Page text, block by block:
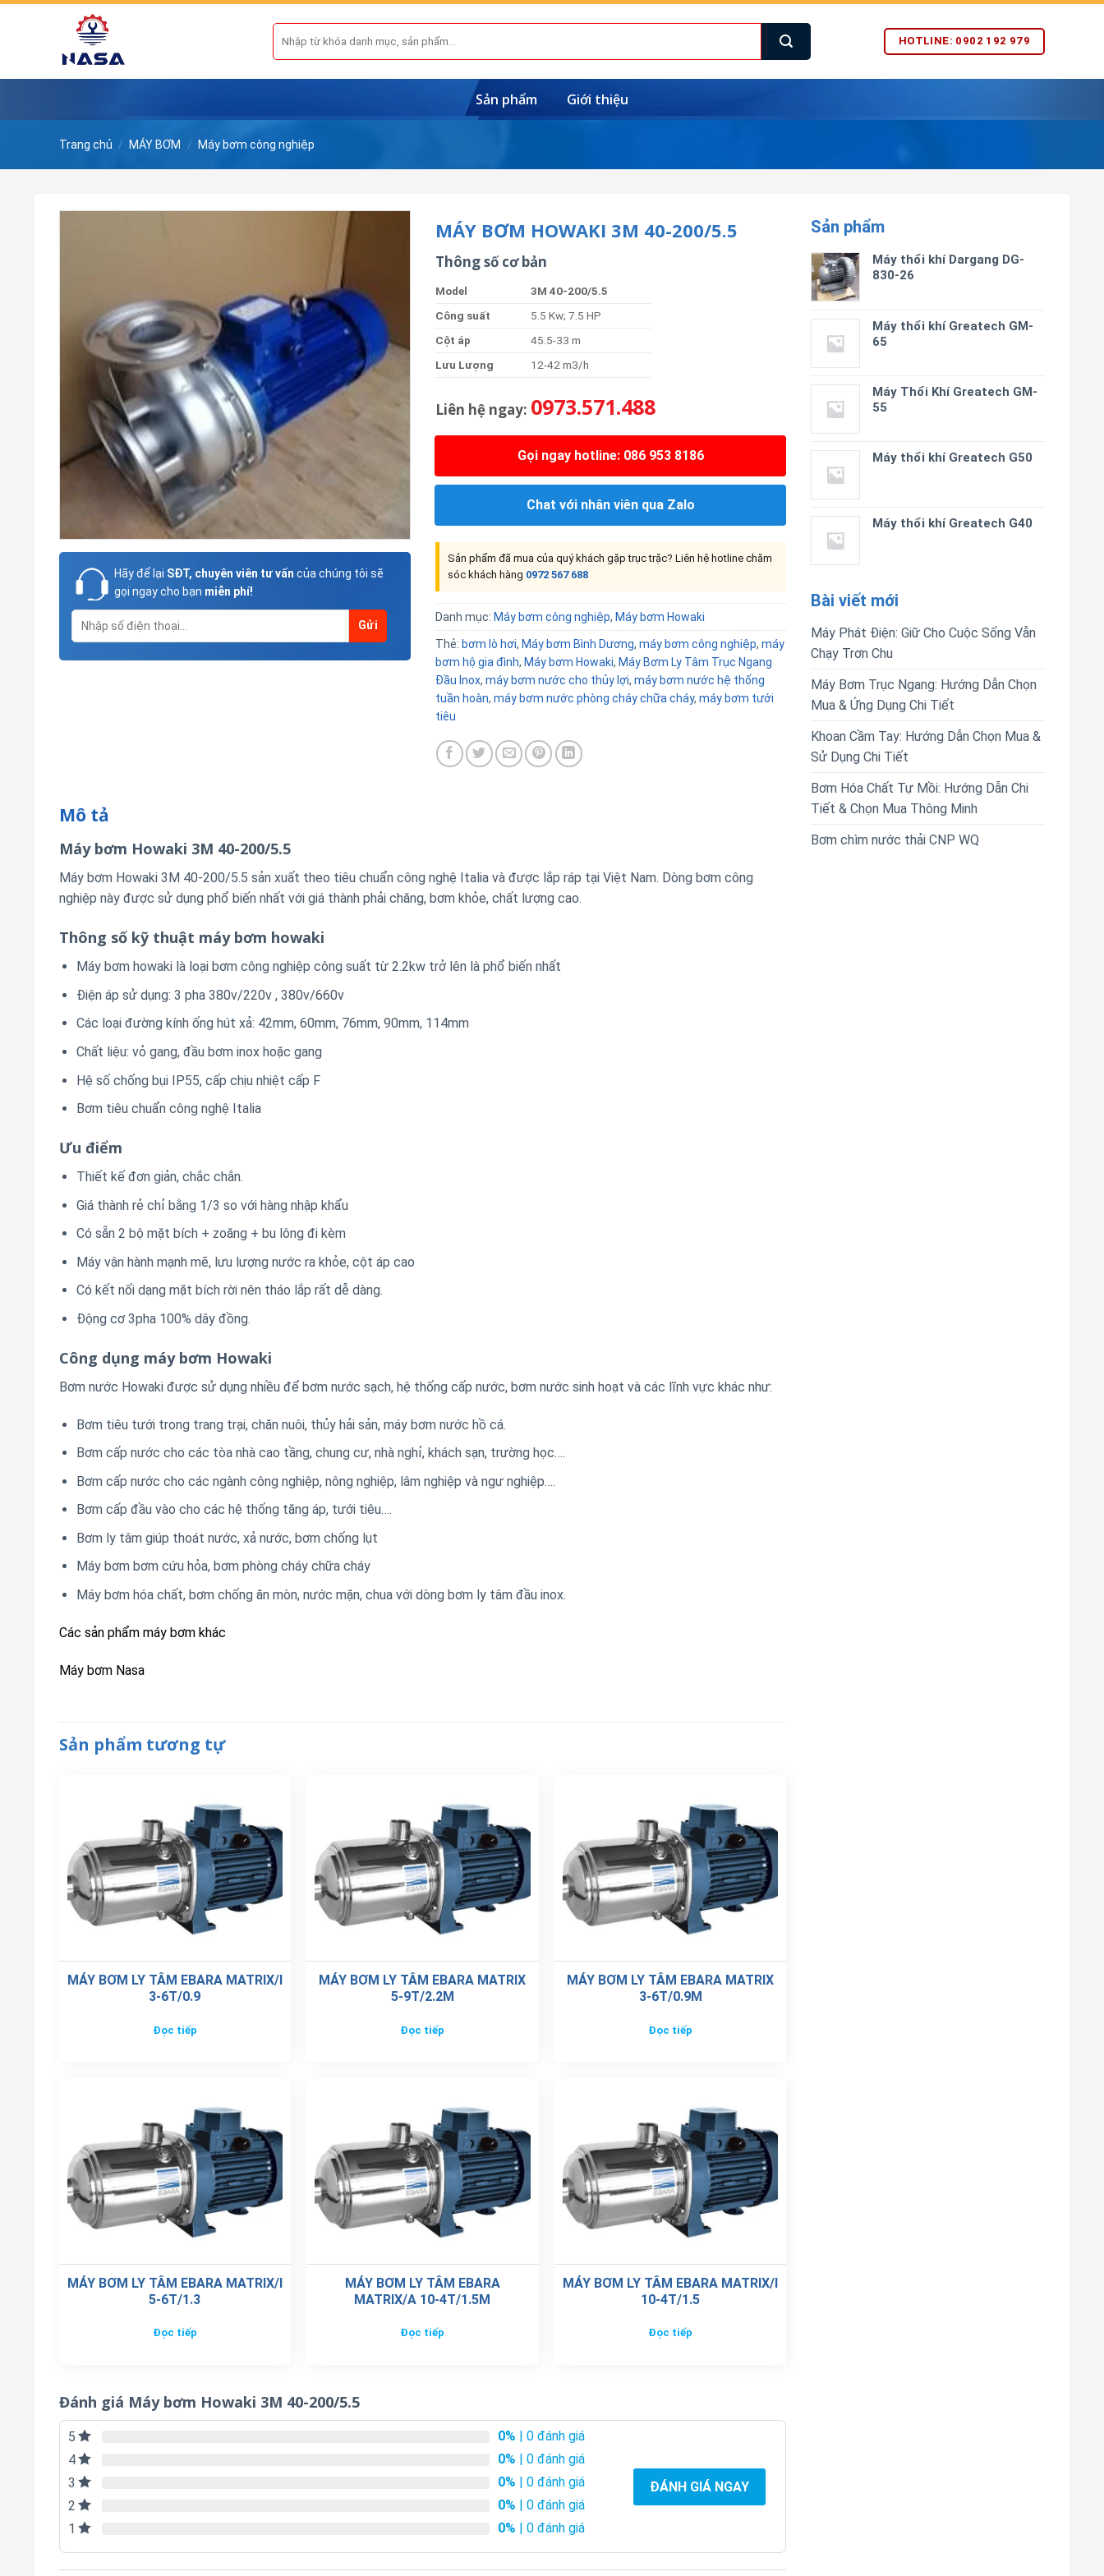
Skip
Tìm
kiếm:
HOTLINE: 0902 192 979
Sản phẩm Giới thiệu
Trang chủ / MÁY BƠM / Máy bơm công nghiệp
Sản phẩm
Máy thổi khí Dargang DG-
830-26
Máy thổi khí Greatech GM-
65
Máy Thổi Khí Greatech GM-
55
Máy thổi khí Greatech G50
Máy thổi khí Greatech G40
Bài viết mới
Máy Phát Điện: Giữ Cho Cuộc Sống Vẫn
Chạy Trơn Chu
Máy Bơm Trục Ngang: Hướng Dẫn Chọn
Mua & Ứng Dụng Chi Tiết
Khoan Cầm Tay: Hướng Dẫn Chọn Mua &
Sử Dụng Chi Tiết
Bơm Hóa Chất Tự Mồi: Hướng Dẫn Chi
Tiết & Chọn Mua Thông Minh
Bơm chìm nước thải CNP WQ
Hãy để lại SĐT, chuyên viên tư vấn của chúng tôi sẽ
gọi ngay cho bạn miễn phí!
MÁY BƠM HOWAKI 3M 40-200/5.5
Thông số cơ bản
Model 3M 40-200/5.5
Công suất
5.5 Kw; 7.5 HP
Cột áp
45.5-33 m
Lưu Lượng
12-42 m3/h
Liên hệ ngay: 0973.571.488
Gọi ngay hotline: 086 953 8186
Chat với nhân viên qua Zalo
Sản phẩm đã mua của quý khách gặp trục trặc? Liên hệ hotline chăm
sóc khách hàng 0972 567 688
Danh mục: Máy bơm công nghiệp, Máy bơm Howaki
Thẻ: bơm lò hơi, Máy bơm Bình Dương, máy bơm công nghiệp, máy
bơm hộ gia đình, Máy bơm Howaki, Máy Bơm Ly Tâm Trục Ngang
Đầu Inox, máy bơm nước cho thủy lợi, máy bơm nước hệ thống
tuần hoàn, máy bơm nước phòng cháy chữa cháy, máy bơm tưới
tiêu
Mô tả
Máy bơm Howaki 3M 40-200/5.5
Máy bơm Howaki 3M 40-200/5.5 sản xuất theo tiêu chuẩn công nghệ Italia và được lắp ráp tại Việt Nam. Dòng bơm công
nghiệp này được sử dụng phổ biến nhất với giá thành phải chăng, bơm khỏe, chất lượng cao.
Thông số kỹ thuật máy bơm howaki
Máy bơm howaki là loại bơm công nghiệp công suất từ 2.2kw trở lên là phổ biến nhất
Điện áp sử dụng: 3 pha 380v/220v , 380v/660v
Các loại đường kính ống hút xả: 42mm, 60mm, 76mm, 90mm, 114mm
Chất liệu: vỏ gang, đầu bơm inox hoặc gang
Hệ số chống bụi IP55, cấp chịu nhiệt cấp F
Bơm tiêu chuẩn công nghệ Italia
Ưu điểm
Thiết kế đơn giản, chắc chắn.
Giá thành rẻ chỉ bằng 1/3 so với hàng nhập khẩu
Có sẵn 2 bộ mặt bích + zoăng + bu lông đi kèm
Máy vận hành mạnh mẽ, lưu lượng nước ra khỏe, cột áp cao
Có kết nối dạng mặt bích rời nên tháo lắp rất dễ dàng.
Động cơ 3pha 100% dây đồng.
Công dụng máy bơm Howaki
Bơm nước Howaki được sử dụng nhiều để bơm nước sạch, hệ thống cấp nước, bơm nước sinh hoạt và các lĩnh vực khác như:
Bơm tiêu tưới trong trang trại, chăn nuôi, thủy hải sản, máy bơm nước hồ cá.
Bơm cấp nước cho các tòa nhà cao tầng, chung cư, nhà nghỉ, khách sạn, trường học….
Bơm cấp nước cho các ngành công nghiệp, nông nghiệp, lâm nghiệp và ngư nghiệp….
Bơm cấp đầu vào cho các hệ thống tăng áp, tưới tiêu….
Bơm ly tâm giúp thoát nước, xả nước, bơm chống lụt
Máy bơm bơm cứu hỏa, bơm phòng cháy chữa cháy
Máy bơm hóa chất, bơm chống ăn mòn, nước mặn, chua với dòng bơm ly tâm đầu inox.
Các sản phẩm máy bơm khác
Máy bơm Nasa
Sản phẩm tương tự
MÁY BƠM LY TÂM EBARA MATRIX/I
3-6T/0.9
Đọc tiếp
MÁY BƠM LY TÂM EBARA MATRIX
5-9T/2.2M
Đọc tiếp
MÁY BƠM LY TÂM EBARA MATRIX
3-6T/0.9M
Đọc tiếp
MÁY BƠM LY TÂM EBARA MATRIX/I
5-6T/1.3
Đọc tiếp
MÁY BƠM LY TÂM EBARA
MATRIX/A 10-4T/1.5M
Đọc tiếp
MÁY BƠM LY TÂM EBARA MATRIX/I
10-4T/1.5
Đọc tiếp
Đánh giá Máy bơm Howaki 3M 40-200/5.5
5 0% | 0 đánh giá
4
0% | 0 đánh giá
3
0% | 0 đánh giá
2
0% | 0 đánh giá
1
0% | 0 đánh giá
ĐÁNH GIÁ NGAY